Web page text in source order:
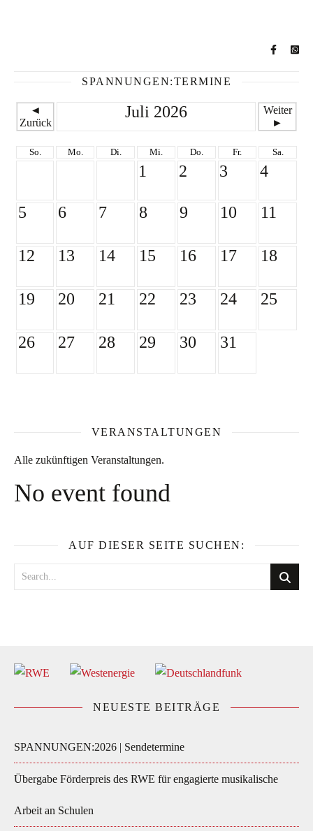
SPANNUNGEN:TERMINE
◄
Zurück
Juli 2026
Weiter
►
So. Mo. Di. Mi. Do. Fr. Sa.
1 2 3 4
5 6 7 8 9 10 11
12 13 14 15 16 17 18
19 20 21 22 23 24 25
26 27 28 29 30 31
VERANSTALTUNGEN
Alle zukünftigen Veranstaltungen.
No event found
AUF DIESER SEITE SUCHEN:
NEUESTE BEITRÄGE
SPANNUNGEN:2026 | Sendetermine
Übergabe Förderpreis des RWE für engagierte musikalische
Arbeit an Schulen